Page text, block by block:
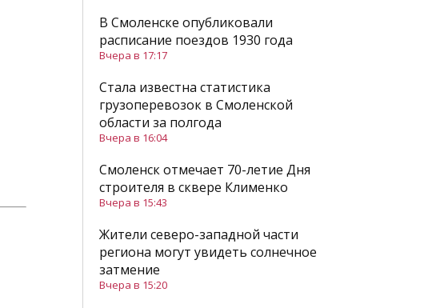
В Смоленске опубликовали
расписание поездов 1930 года
Вчера в 17:17
Стала известна статистика
грузоперевозок в Смоленской
области за полгода
Вчера в 16:04
Смоленск отмечает 70-летие Дня
строителя в сквере Клименко
Вчера в 15:43
Жители северо-западной части
региона могут увидеть солнечное
затмение
Вчера в 15:20